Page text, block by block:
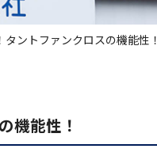
タントファンクロスの機能性！
機能性！